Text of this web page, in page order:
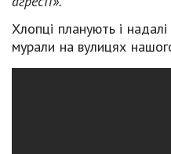
Хлопці планують і
мурали на вулицях